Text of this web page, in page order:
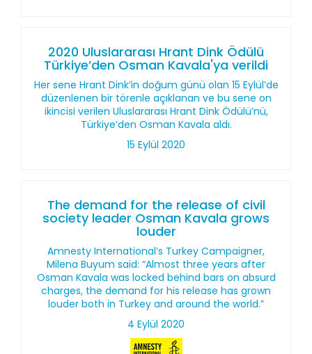
2020 Uluslararası Hrant Dink Ödülü
Türkiye’den Osman Kavala'ya verildi
Her sene Hrant Dink’in doğum günü olan 15 Eylül’de
düzenlenen bir törenle açıklanan ve bu sene on
ikincisi verilen Uluslararası Hrant Dink Ödülü’nü,
Türkiye’den Osman Kavala aldı.
15 Eylül 2020
The demand for the release of civil
society leader Osman Kavala grows
louder
Amnesty International’s Turkey Campaigner,
Milena Buyum said: “Almost three years after
Osman Kavala was locked behind bars on absurd
charges, the demand for his release has grown
louder both in Turkey and around the world.”
4 Eylül 2020